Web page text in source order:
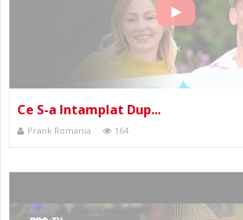
Ce S-a Intamplat Dup...
Prank Romania 164